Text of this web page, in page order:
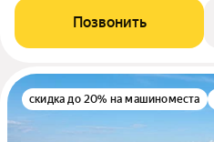
Позвонить
скидка до 20% на машиноместа